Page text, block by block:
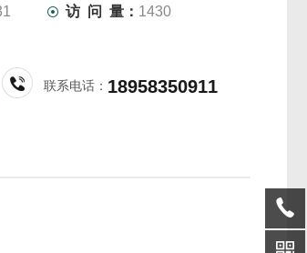
访 问 量： 1430
联系电话： 18958350911